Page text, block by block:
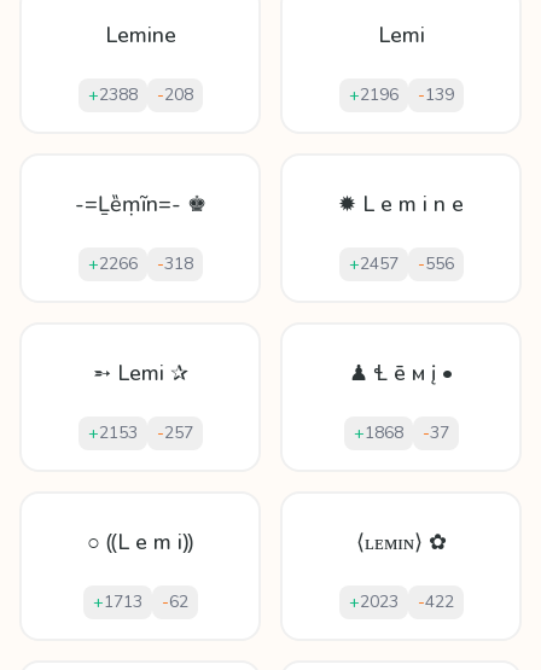
Lemine
+2388 -208
Lemi
+2196 -139
-=Ḻȅṃĩn=- ♚
+2266 -318
✹ L e m i n e
+2457 -556
➵ Lemi ✰
+2153 -257
♟ Ɬ ē м į •
+1868 -37
○ ⸨L e m i⸩
+1713 -62
⟨ʟᴇᴍɪɴ⟩ ✿
+2023 -422